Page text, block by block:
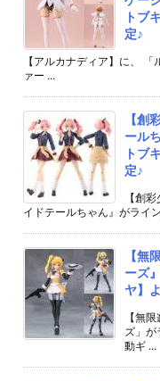
トブ
定♪
【アルカナディア】に、
ァー ...
【創
ール
トブ
定♪
【創
イドテールちゃん』がライ
【無
ーズ
ヤ】
【無
ズ」が
動ギ ...